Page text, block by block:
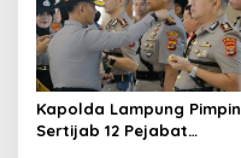
Kapolda Lampung Pimpin
Sertijab 12 Pejabat